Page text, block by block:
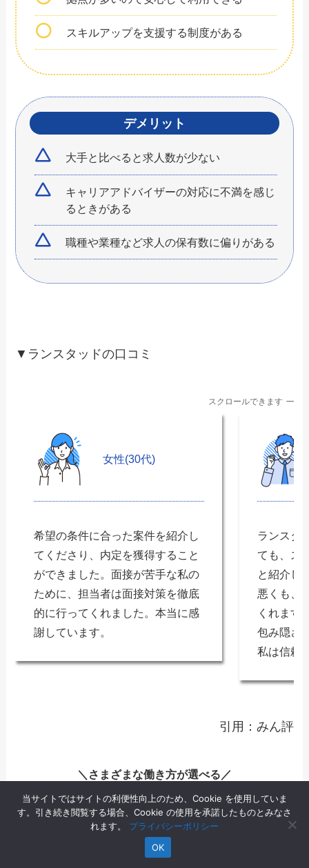
スキルアップを支援する制度がある
デメリット
大手と比べると求人数が少ない
キャリアアドバイザーの対応に不満を感じ
るときがある
職種や業種など求人の保有数に偏りがある
▼ランスタッドの口コミ
スクロールできます
女性(30代)
希望の条件に合った案件を紹介し
てくださり、内定を獲得すること
ができました。面接が苦手な私の
ために、担当者は面接対策を徹底
的に行ってくれました。本当に感
謝しています。
ランスタ
ても、ス
と紹介し
悪くも、
くれます
包み隠さ
私は信頼
引用：みん評
＼さまざまな働き方が選べる／
無料登録をする
ランスタッド
当サイトではサイトの利便性向上のため、Cookie を使用していま
す。引き続き閲覧する場合、Cookie の使用を承諾したものとみなさ
れます。 プライバシーポリシー
OK